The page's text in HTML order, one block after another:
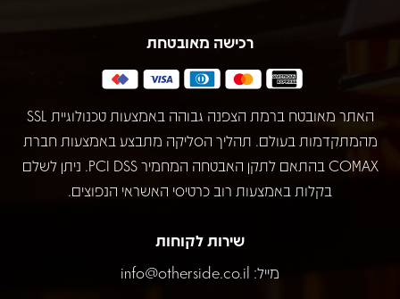
רכישה מאובטחת
האתר מאובטח ברמת הצפנה גבוהה באמצעות טכנולוגיית SSL
מהמתקדמות בעולם. תהליך הסליקה מתבצע באמצעות חברת
COMAX בהתאם לתקן האבטחה המחמיר PCI DSS. ניתן לשלם
בקלות באמצעות רוב כרטיסי האשראי הנפוצים.
שירות לקוחות
מייל: info@otherside.co.il